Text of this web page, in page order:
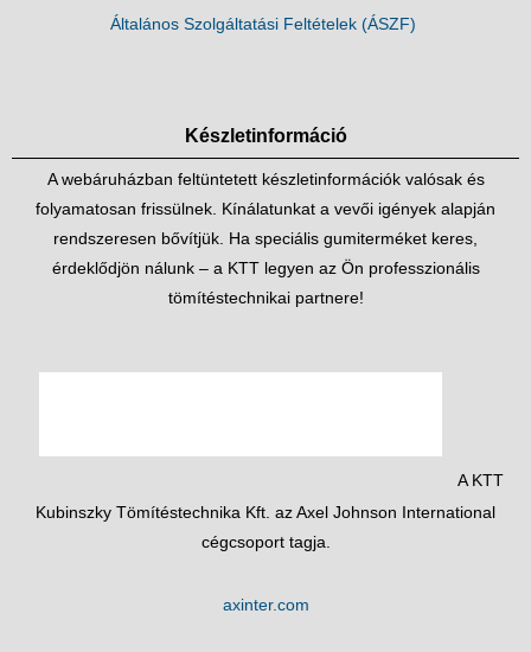
Általános Szolgáltatási Feltételek (ÁSZF)
Készletinformáció
A webáruházban feltüntetett készletinformációk valósak és
folyamatosan frissülnek. Kínálatunkat a vevői igények alapján
rendszeresen bővítjük. Ha speciális gumiterméket keres,
érdeklődjön nálunk – a KTT legyen az Ön professzionális
tömítéstechnikai partnere!
A KTT
Kubinszky Tömítéstechnika Kft. az Axel Johnson International
cégcsoport tagja.
axinter.com